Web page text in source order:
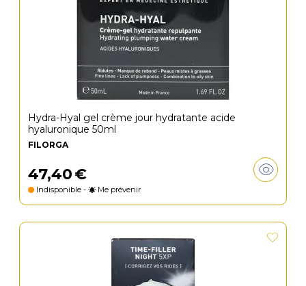
Hydra-Hyal gel crème jour hydratante acide
hyaluronique 50ml
FILORGA
47,40€
Indisponible - Me prévenir